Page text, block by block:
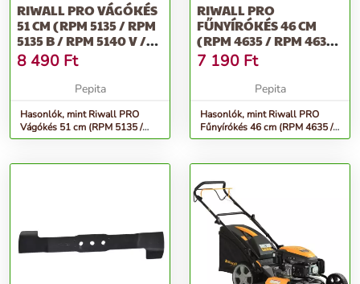
RIWALL PRO VÁGÓKÉS
51 CM (RPM 5135 / RPM
5135 B / RPM 5140 V /
RP...
8 490 Ft
Pepita
Hasonlók, mint Riwall PRO
Vágókés 51 cm (RPM 5135 /
RPM 5135 B / RPM 5140 V /
RIWALL PRO
FŰNYÍRÓKÉS 46 CM
(RPM 4635 / RPM 4630
B / RPM 4635 E /...
7 190 Ft
Pepita
Hasonlók, mint Riwall PRO
Fűnyírókés 46 cm (RPM 4635 /
RPM 4630 B / RPM 4635 E /...